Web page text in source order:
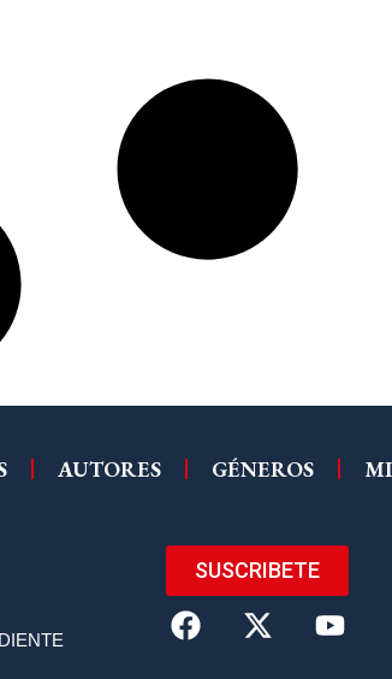
AUTORES GÉNEROS
SUSCRIBETE